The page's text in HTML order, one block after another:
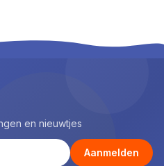
en nieuwtjes
Aanmelden